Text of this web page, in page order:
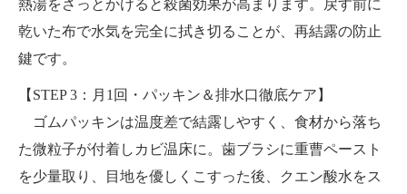
熱湯をさっとかけると殺菌効果が高まります。戻す前に
乾いた布で水気を完全に拭き切ることが、再結露の防止
鍵です。
【STEP 3：月1回・パッキン＆排水口徹底ケア】
ゴムパッキンは温度差で結露しやすく、食材から落ち
た微粒子が付着しカビ温床に。歯ブラシに重曹ペースト
を少量取り、目地を優しくこすった後、クエン酸水をス